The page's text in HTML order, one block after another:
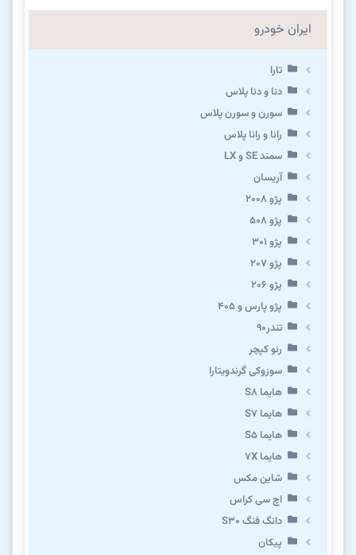
ایران خودرو
تارا
دنا و دنا پلاس
سورن و سورن پلاس
رانا و رانا پلاس
سمند SE و LX
آریسان
پژو ۲۰۰۸
پژو ۵۰۸
پژو 301
پژو ۲۰۷
پژو ۲۰۶
پژو پارس و ۴۰۵
تندر۹۰
رنو کپچر
سوزوکی گرندویتارا
هایما S8
هایما S7
هایما S5
هایما 7X
شاین مکس
اچ سی کراس
دانگ فنگ S30
پیکان